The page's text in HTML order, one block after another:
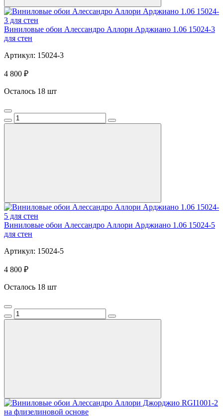
Виниловые обои Алессандро Аллори Арджиано 1.06 15024-3
для стен
Артикул: 15024-3
4 800 ₽
Осталось 18 шт
Виниловые обои Алессандро Аллори Арджиано 1.06 15024-5
для стен
Артикул: 15024-5
4 800 ₽
Осталось 18 шт